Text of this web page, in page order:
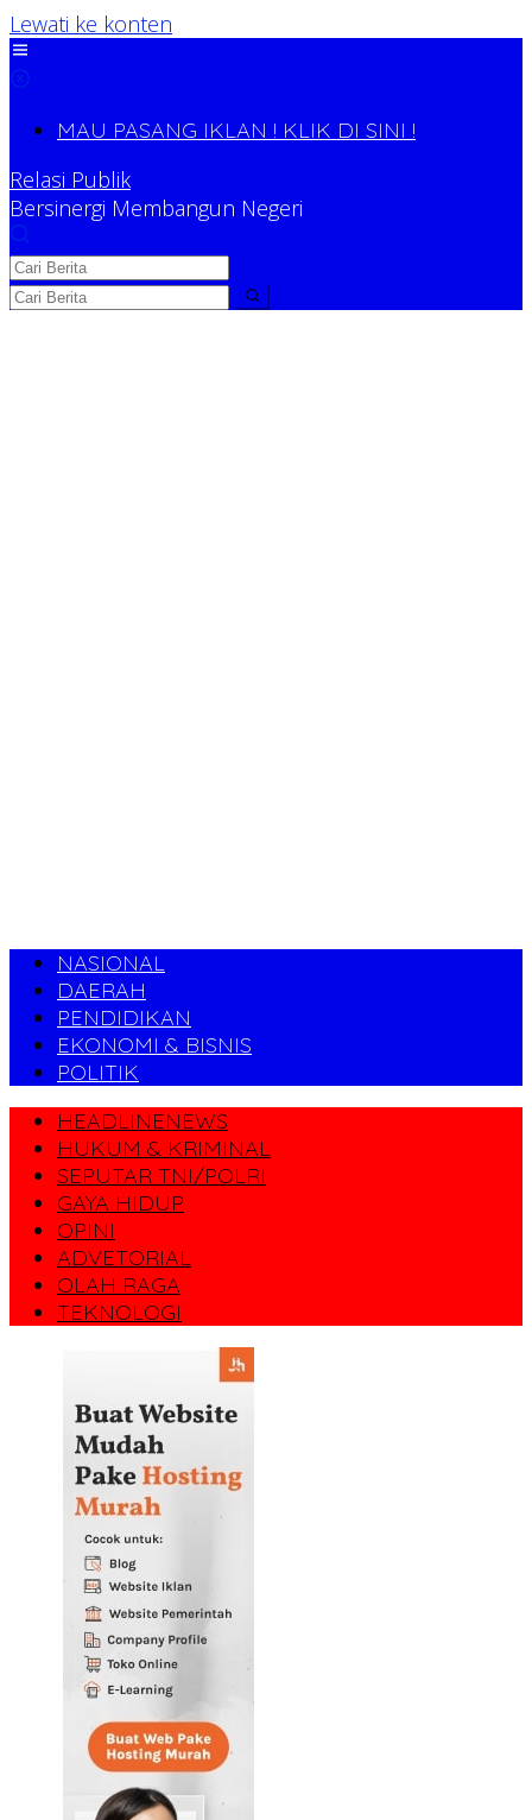
Lewati ke konten
MAU PASANG IKLAN ! KLIK DI SINI !
Relasi Publik
Bersinergi Membangun Negeri
NASIONAL
DAERAH
PENDIDIKAN
EKONOMI & BISNIS
POLITIK
HEADLINENEWS
HUKUM & KRIMINAL
SEPUTAR TNI/POLRI
GAYA HIDUP
OPINI
ADVETORIAL
OLAH RAGA
TEKNOLOGI